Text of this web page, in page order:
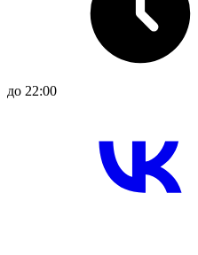
до 22:00